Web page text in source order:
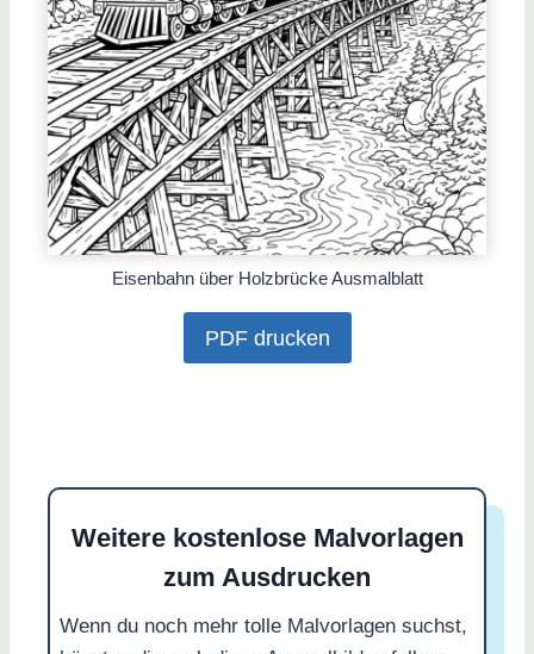
Eisenbahn über Holzbrücke Ausmalblatt
PDF drucken
Weitere kostenlose Malvorlagen
zum Ausdrucken
Wenn du noch mehr tolle Malvorlagen suchst,